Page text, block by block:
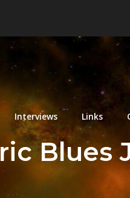
Interviews Links
Blues